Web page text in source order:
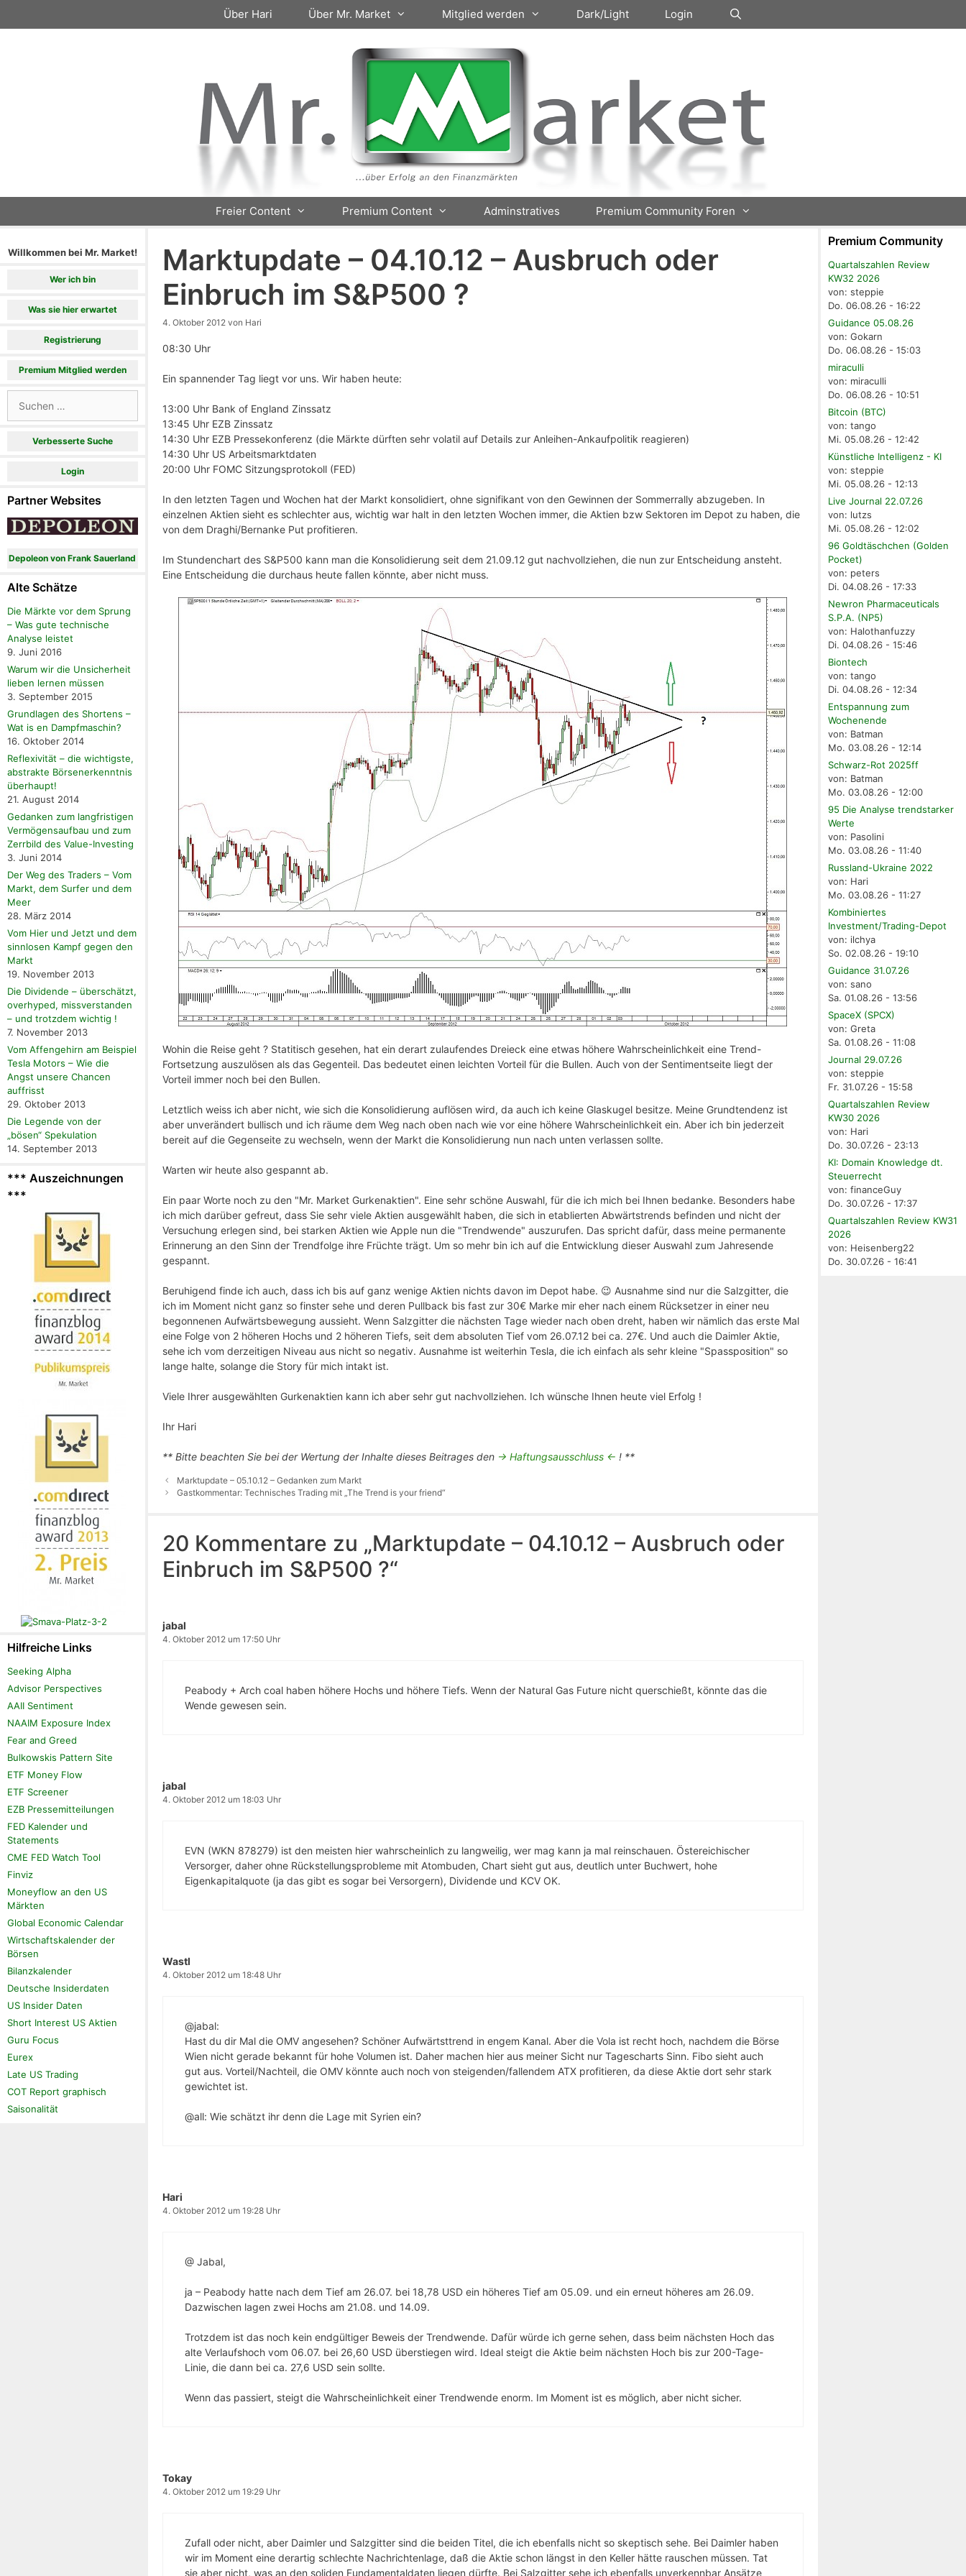
Über Hari Über Mr. Market Mitglied werden Dark/Light Login
Freier Content Premium Content Adminstratives Premium Community Foren
Marktupdate – 04.10.12 – Ausbruch oder
Einbruch im S&P500 ?
4. Oktober 2012 von Hari
08:30 Uhr
Ein spannender Tag liegt vor uns. Wir haben heute:
13:00 Uhr Bank of England Zinssatz
13:45 Uhr EZB Zinssatz
14:30 Uhr EZB Pressekonferenz (die Märkte dürften sehr volatil auf Details zur Anleihen-Ankaufpolitik reagieren)
14:30 Uhr US Arbeitsmarktdaten
20:00 Uhr FOMC Sitzungsprotokoll (FED)
In den letzten Tagen und Wochen hat der Markt konsolidiert, ohne signifikant von den Gewinnen der Sommerrally abzugeben. In
einzelnen Aktien sieht es schlechter aus, wichtig war halt in den letzten Wochen immer, die Aktien bzw Sektoren im Depot zu haben, die
von dem Draghi/Bernanke Put profitieren.
Im Stundenchart des S&P500 kann man die Konsolidierung seit dem 21.09.12 gut nachvollziehen, die nun zur Entscheidung ansteht.
Eine Entscheidung die durchaus heute fallen könnte, aber nicht muss.
Wohin die Reise geht ? Statitisch gesehen, hat ein derart zulaufendes Dreieck eine etwas höhere Wahrscheinlichkeit eine Trend-
Fortsetzung auszulösen als das Gegenteil. Das bedeutet einen leichten Vorteil für die Bullen. Auch von der Sentimentseite liegt der
Vorteil immer noch bei den Bullen.
Letztlich weiss ich aber nicht, wie sich die Konsolidierung auflösen wird, da auch ich keine Glaskugel besitze. Meine Grundtendenz ist
aber unverändert bullisch und ich räume dem Weg nach oben nach wie vor eine höhere Wahrscheinlichkeit ein. Aber ich bin jederzeit
bereit auf die Gegenseite zu wechseln, wenn der Markt die Konsolidierung nun nach unten verlassen sollte.
Warten wir heute also gespannt ab.
Ein paar Worte noch zu den "Mr. Market Gurkenaktien". Eine sehr schöne Auswahl, für die ich mich bei Ihnen bedanke. Besonders habe
ich mich darüber gefreut, dass Sie sehr viele Aktien ausgewählt haben, die sich in etablierten Abwärtstrends befinden und nicht der
Versuchung erlegen sind, bei starken Aktien wie Apple nun die "Trendwende" auszurufen. Das spricht dafür, dass meine permanente
Erinnerung an den Sinn der Trendfolge ihre Früchte trägt. Um so mehr bin ich auf die Entwicklung dieser Auswahl zum Jahresende
gespannt.
Beruhigend finde ich auch, dass ich bis auf ganz wenige Aktien nichts davon im Depot habe. 😉 Ausnahme sind nur die Salzgitter, die
ich im Moment nicht ganz so finster sehe und deren Pullback bis fast zur 30€ Marke mir eher nach einem Rücksetzer in einer neu
begonnenen Aufwärtsbewegung aussieht. Wenn Salzgitter die nächsten Tage wieder nach oben dreht, haben wir nämlich das erste Mal
eine Folge von 2 höheren Hochs und 2 höheren Tiefs, seit dem absoluten Tief vom 26.07.12 bei ca. 27€. Und auch die Daimler Aktie,
sehe ich vom derzeitigen Niveau aus nicht so negativ. Ausnahme ist weiterhin Tesla, die ich einfach als sehr kleine "Spassposition" so
lange halte, solange die Story für mich intakt ist.
Viele Ihrer ausgewählten Gurkenaktien kann ich aber sehr gut nachvollziehen. Ich wünsche Ihnen heute viel Erfolg !
Ihr Hari
** Bitte beachten Sie bei der Wertung der Inhalte dieses Beitrages den -> Haftungsausschluss <- ! **
Marktupdate – 05.10.12 – Gedanken zum Markt
Gastkommentar: Technisches Trading mit „The Trend is your friend“
20 Kommentare zu „Marktupdate – 04.10.12 – Ausbruch oder
Einbruch im S&P500 ?“
jabal
4. Oktober 2012 um 17:50 Uhr
Peabody + Arch coal haben höhere Hochs und höhere Tiefs. Wenn der Natural Gas Future nicht querschießt, könnte das die
Wende gewesen sein.
jabal
4. Oktober 2012 um 18:03 Uhr
EVN (WKN 878279) ist den meisten hier wahrscheinlich zu langweilig, wer mag kann ja mal reinschauen. Östereichischer
Versorger, daher ohne Rückstellungsprobleme mit Atombuden, Chart sieht gut aus, deutlich unter Buchwert, hohe
Eigenkapitalquote (ja das gibt es sogar bei Versorgern), Dividende und KCV OK.
Wastl
4. Oktober 2012 um 18:48 Uhr
@jabal:
Hast du dir Mal die OMV angesehen? Schöner Aufwärtsttrend in engem Kanal. Aber die Vola ist recht hoch, nachdem die Börse
Wien nicht gerade bekannt für hohe Volumen ist. Daher machen hier aus meiner Sicht nur Tagescharts Sinn. Fibo sieht auch
gut aus. Vorteil/Nachteil, die OMV könnte auch noch von steigenden/fallendem ATX profitieren, da diese Aktie dort sehr stark
gewichtet ist.
@all: Wie schätzt ihr denn die Lage mit Syrien ein?
Hari
4. Oktober 2012 um 19:28 Uhr
@ Jabal,
ja – Peabody hatte nach dem Tief am 26.07. bei 18,78 USD ein höheres Tief am 05.09. und ein erneut höheres am 26.09.
Dazwischen lagen zwei Hochs am 21.08. und 14.09.
Trotzdem ist das noch kein endgültiger Beweis der Trendwende. Dafür würde ich gerne sehen, dass beim nächsten Hoch das
alte Verlaufshoch vom 06.07. bei 26,60 USD überstiegen wird. Ideal steigt die Aktie beim nächsten Hoch bis zur 200-Tage-
Linie, die dann bei ca. 27,6 USD sein sollte.
Wenn das passiert, steigt die Wahrscheinlichkeit einer Trendwende enorm. Im Moment ist es möglich, aber nicht sicher.
Tokay
4. Oktober 2012 um 19:29 Uhr
Zufall oder nicht, aber Daimler und Salzgitter sind die beiden Titel, die ich ebenfalls nicht so skeptisch sehe. Bei Daimler haben
wir im Moment eine derartig schlechte Nachrichtenlage, daß die Aktie schon längst in den Keller hätte rauschen müssen. Tat
sie aber nicht, was an den soliden Fundamentaldaten liegen dürfte. Bei Salzgitter sehe ich ebenfalls unverkennbar Ansätze
Willkommen bei Mr. Market!
Wer ich bin
Was sie hier erwartet
Registrierung
Premium Mitglied werden
nach:
Verbesserte Suche
Login
Partner Websites
Depoleon von Frank Sauerland
Alte Schätze
Die Märkte vor dem Sprung
– Was gute technische
Analyse leistet
9. Juni 2016
Warum wir die Unsicherheit
lieben lernen müssen
3. September 2015
Grundlagen des Shortens –
Wat is en Dampfmaschin?
16. Oktober 2014
Reflexivität – die wichtigste,
abstrakte Börsenerkenntnis
überhaupt!
21. August 2014
Gedanken zum langfristigen
Vermögensaufbau und zum
Zerrbild des Value-Investing
3. Juni 2014
Der Weg des Traders – Vom
Markt, dem Surfer und dem
Meer
28. März 2014
Vom Hier und Jetzt und dem
sinnlosen Kampf gegen den
Markt
19. November 2013
Die Dividende – überschätzt,
overhyped, missverstanden
– und trotzdem wichtig !
7. November 2013
Vom Affengehirn am Beispiel
Tesla Motors – Wie die
Angst unsere Chancen
auffrisst
29. Oktober 2013
Die Legende von der
„bösen“ Spekulation
14. September 2013
*** Auszeichnungen
***
Hilfreiche Links
Seeking Alpha
Advisor Perspectives
AAII Sentiment
NAAIM Exposure Index
Fear and Greed
Bulkowskis Pattern Site
ETF Money Flow
ETF Screener
EZB Pressemitteilungen
FED Kalender und
Statements
CME FED Watch Tool
Finviz
Moneyflow an den US
Märkten
Global Economic Calendar
Wirtschaftskalender der
Börsen
Bilanzkalender
Deutsche Insiderdaten
US Insider Daten
Short Interest US Aktien
Guru Focus
Eurex
Late US Trading
COT Report graphisch
Saisonalität
Premium Community
Quartalszahlen Review
KW32 2026
von: steppie
Do. 06.08.26 - 16:22
Guidance 05.08.26
von: Gokarn
Do. 06.08.26 - 15:03
miraculli
von: miraculli
Do. 06.08.26 - 10:51
Bitcoin (BTC)
von: tango
Mi. 05.08.26 - 12:42
Künstliche Intelligenz - KI
von: steppie
Mi. 05.08.26 - 12:13
Live Journal 22.07.26
von: lutzs
Mi. 05.08.26 - 12:02
96 Goldtäschchen (Golden
Pocket)
von: peters
Di. 04.08.26 - 17:33
Newron Pharmaceuticals
S.P.A. (NP5)
von: Halothanfuzzy
Di. 04.08.26 - 15:46
Biontech
von: tango
Di. 04.08.26 - 12:34
Entspannung zum
Wochenende
von: Batman
Mo. 03.08.26 - 12:14
Schwarz-Rot 2025ff
von: Batman
Mo. 03.08.26 - 12:00
95 Die Analyse trendstarker
Werte
von: Pasolini
Mo. 03.08.26 - 11:40
Russland-Ukraine 2022
von: Hari
Mo. 03.08.26 - 11:27
Kombiniertes
Investment/Trading-Depot
von: ilchya
So. 02.08.26 - 19:10
Guidance 31.07.26
von: sano
Sa. 01.08.26 - 13:56
SpaceX (SPCX)
von: Greta
Sa. 01.08.26 - 11:08
Journal 29.07.26
von: steppie
Fr. 31.07.26 - 15:58
Quartalszahlen Review
KW30 2026
von: Hari
Do. 30.07.26 - 23:13
KI: Domain Knowledge dt.
Steuerrecht
von: financeGuy
Do. 30.07.26 - 17:37
Quartalszahlen Review KW31
2026
von: Heisenberg22
Do. 30.07.26 - 16:41